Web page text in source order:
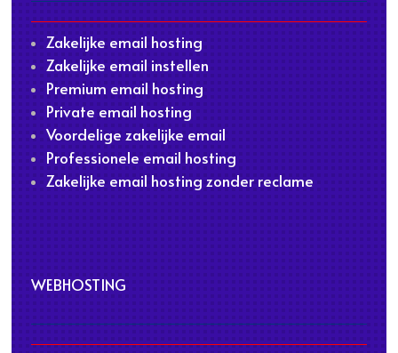
Zakelijke email hosting
Zakelijke email instellen
Premium email hosting
Private email hosting
Voordelige zakelijke email
Professionele email hosting
Zakelijke email hosting zonder reclame
WEBHOSTING